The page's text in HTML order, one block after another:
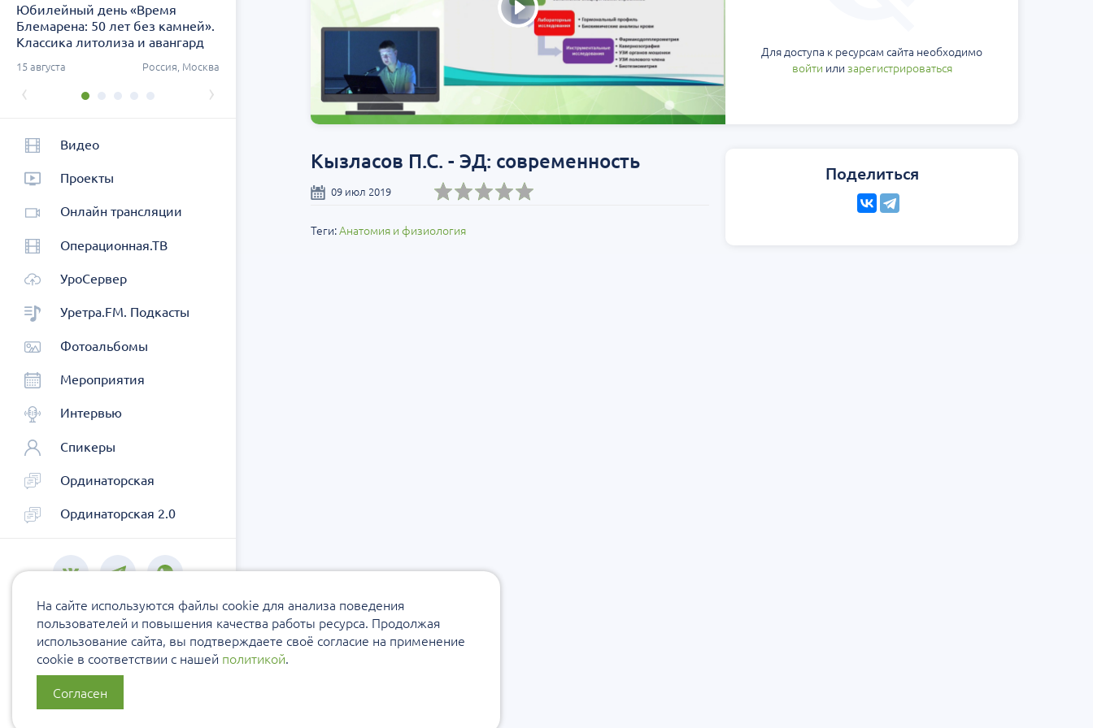
Юбилейный день «Время
Блемарена: 50 лет без камней».
Классика литолиза и авангард
Россия, Москва
15 августа
Заседание ДОК «АСПЕКТ»:
СЗФО. Актуальные вопросы
Россия, Санкт-Петербург
Научно-практическая
региональная интернет-
конференция «УроМикс»
Россия, Хабаровск
28 августа
конференция «Урология на 360°.
Экосистема в частной
медицине»
Россия, Москва
04 сентября Россия, Екатеринбург
07 сентября
‹ ›
Видео
Проекты
Онлайн трансляции
Операционная.ТВ
УроСервер
Уретра.FM. Подкасты
Фотоальбомы
Мероприятия
Интервью
Спикеры
Ординаторская
Ординаторская 2.0
Для доступа к ресурсам сайта необходимо
войти или зарегистрироваться
Поделиться
Кызласов П.С. - ЭД: современность
09 июл 2019
Теги:Анатомия и физиология
На сайте используются файлы cookie для анализа поведения
пользователей и повышения качества работы ресурса. Продолжая
использование сайта, вы подтверждаете своё согласие на применение
cookie в соответствии с нашей политикой.
Согласен